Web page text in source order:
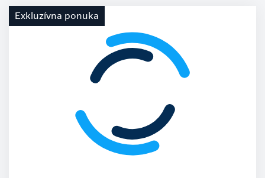
Exkluzívna ponuka